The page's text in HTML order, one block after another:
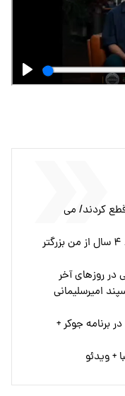
کردند/ می
سپند امیرسلیمانی: مادر همسرم فقط ۴ سال از من بزرگتر
در روزهای آخر
امیرسلیمانی
برنامه جوکر +
+ ویدئو